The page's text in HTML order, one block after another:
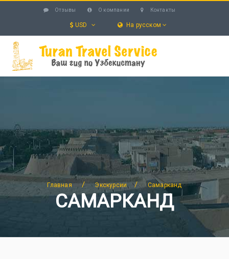
Отзывы О компании Контакты
USD На русском
ОТЕЛИ БЛОГ ПОИСК
Главная / Экскурсии / Самарканд
САМАРКАНД